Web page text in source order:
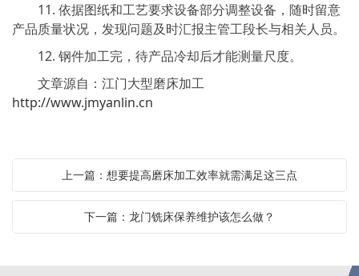
11. 依据图纸和工艺要求设备部分调整设备，随时留意
产品质量状况，发现问题及时汇报主管工段长与相关人员。
12. 钢件加工完，待产品冷却后才能测量尺度。
文章源自：江门大型磨床加工
http://www.jmyanlin.cn
上一篇：想要提高磨床加工效率就需满足这三点
下一篇：龙门铣床保养维护该怎么做？